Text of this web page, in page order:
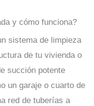
y cómo funciona?
sistema de limpieza
de tu vivienda o
succión potente
un garaje o cuarto de
red de tuberías a